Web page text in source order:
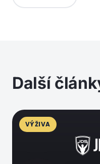
Další
VÝŽIVA